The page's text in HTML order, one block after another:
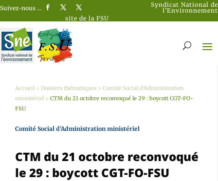
Suivez-nous …
Syndicat National de
l’Environnement
site de la FSU
Accueil >Dossiers thématiques >Comité Social d'Administration
ministériel >CTM du 21 octobre reconvoqué le 29 : boycott CGT-FO-
FSU
Comité Social d'Administration ministériel
CTM du 21 octobre reconvoqué
le 29 : boycott CGT-FO-FSU